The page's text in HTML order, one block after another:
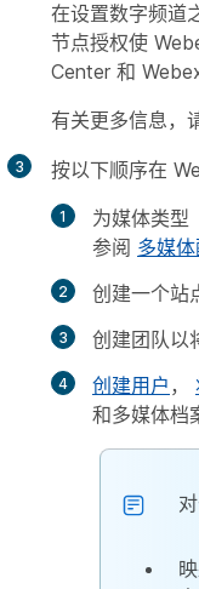
在设置数字频道
节点授权使
Center 和
有关更多信息，
3
按以下顺序在
为媒体类型
参阅 多媒
创建一个站
创建团队以
创建用户 ，
和多媒体档